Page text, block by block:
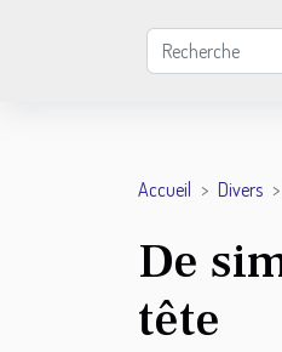
Accueil Divers
De
tête